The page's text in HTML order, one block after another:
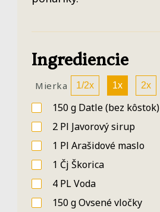
Ingrediencie
Mierka 1/2x 1x 2x
150g Datle(bez kôstok)
2 Pl Javorový sirup
1 Pl Arašidové maslo
1 Čj Škorica
4 PLVoda
150gOvsené vločky